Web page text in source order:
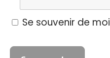
Se souvenir de moi